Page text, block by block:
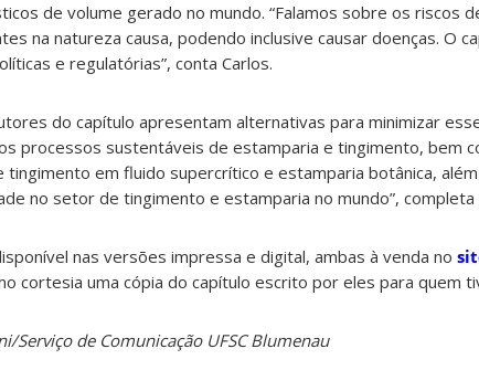
de volume gerado no mundo. “Falamos sobre os riscos
na natureza causa, podendo inclusive causar doenças. O
e regulatórias”, conta Carlos.
do capítulo apresentam alternativas para minimizar
processos sustentáveis de estamparia e tingimento, bem
tingimento em fluido supercrítico e estamparia botânica,
no setor de tingimento e estamparia no mundo”, completa
nas versões impressa e digital, ambas à venda no
cortesia uma cópia do capítulo escrito por eles para quem
Serviço de Comunicação UFSC Blumenau